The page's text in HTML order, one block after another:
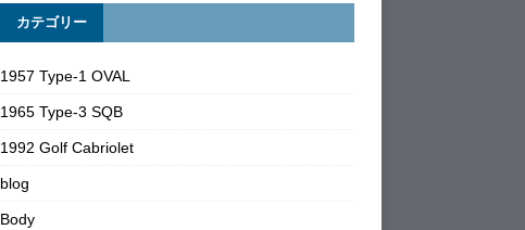
カテゴリー
1957 Type-1 OVAL
1965 Type-3 SQB
1992 Golf Cabriolet
blog
Body